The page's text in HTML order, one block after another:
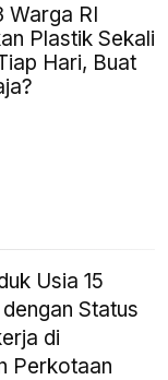
Warga RI
Plastik Sekali
Hari, Buat
Usia 15
Status
di
Perkotaan